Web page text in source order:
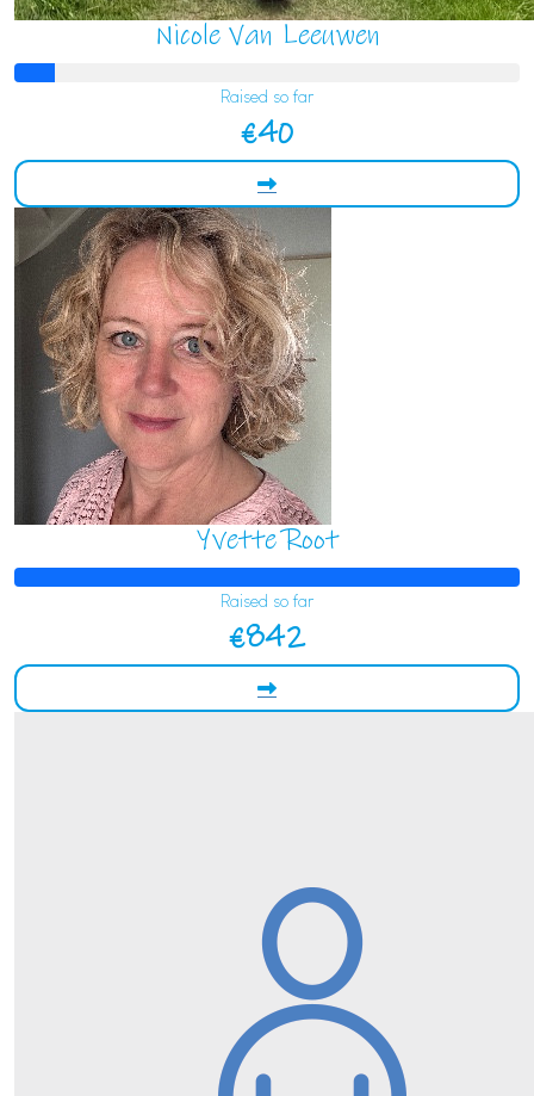
Nicole Van Leeuwen
Raised so far
€40
Yvette Root
Raised so far
€842